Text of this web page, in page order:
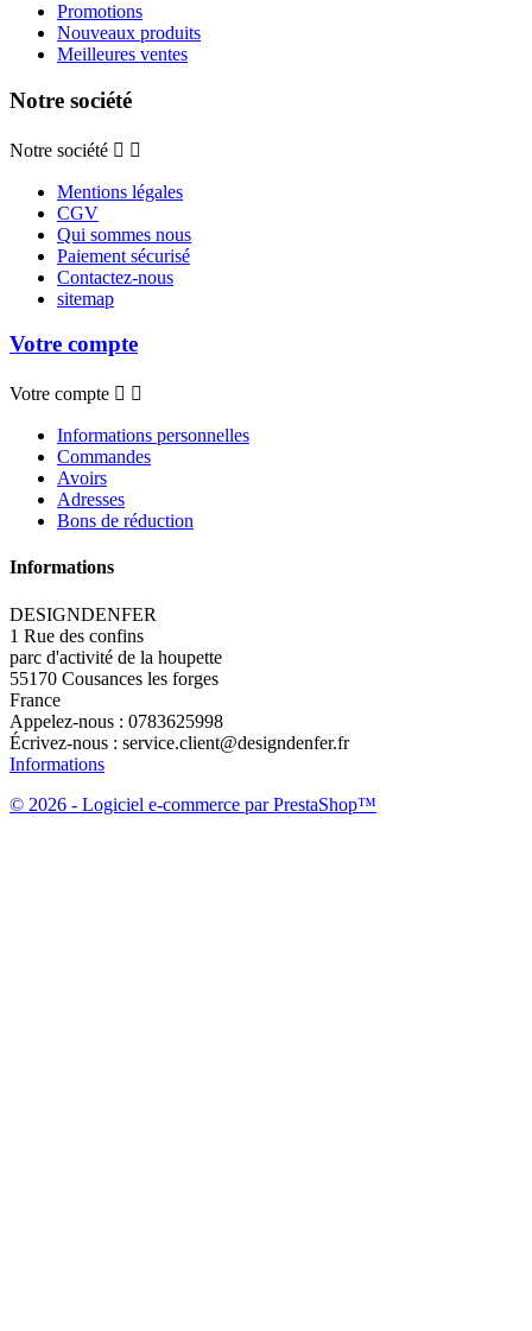
Promotions
Nouveaux produits
Meilleures ventes
Notre société
Notre société  
Mentions légales
CGV
Qui sommes nous
Paiement sécurisé
Contactez-nous
sitemap
Votre compte
Votre compte  
Informations personnelles
Commandes
Avoirs
Adresses
Bons de réduction
Informations
DESIGNDENFER
1 Rue des confins
parc d'activité de la houpette
55170 Cousances les forges
France
Appelez-nous : 0783625998
Écrivez-nous : service.client@designdenfer.fr
Informations
© 2026 - Logiciel e-commerce par PrestaShop™